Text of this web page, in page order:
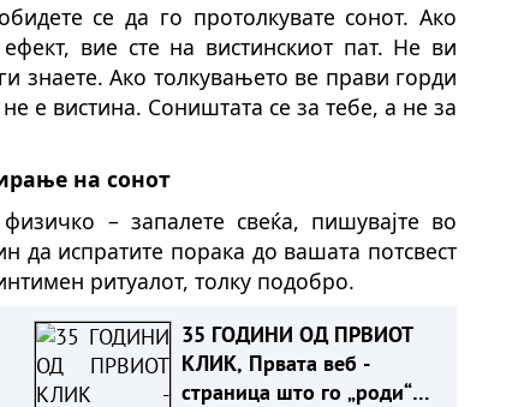
се да го протолкувате сонот. Ако
вие сте на вистинскиот пат. Не ви
знаете. Ако толкувањето ве прави горди
е вистина. Соништата се за тебе, а не за
на сонот
– запалете свеќа, пишувајте во
да испратите порака до вашата потсвест
ритуалот, толку подобро.
35 ГОДИНИ ОД ПРВИОТ
КЛИК, Првата веб -
страница што го „роди“